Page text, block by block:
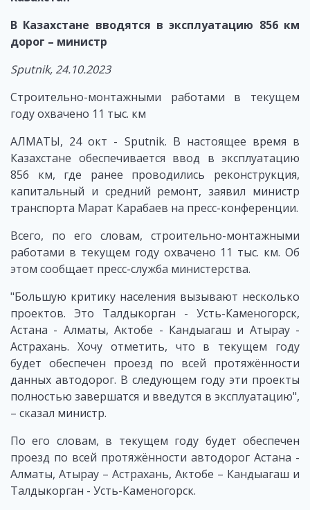
В Казахстане вводятся в эксплуатацию 856 км
дорог – министр
Sputnik, 24.10.2023
Строительно-монтажными работами в текущем
году охвачено 11 тыс. км
АЛМАТЫ, 24 окт - Sputnik. В настоящее время в
Казахстане обеспечивается ввод в эксплуатацию
856 км, где ранее проводились реконструкция,
капитальный и средний ремонт, заявил министр
транспорта Марат Карабаев на пресс-конференции.
Всего, по его словам, строительно-монтажными
работами в текущем году охвачено 11 тыс. км. Об
этом сообщает пресс-служба министерства.
"Большую критику населения вызывают несколько
проектов. Это Талдыкорган - Усть-Каменогорск,
Астана - Алматы, Актобе - Кандыагаш и Атырау -
Астрахань. Хочу отметить, что в текущем году
будет обеспечен проезд по всей протяжённости
данных автодорог. В следующем году эти проекты
полностью завершатся и введутся в эксплуатацию",
– сказал министр.
По его словам, в текущем году будет обеспечен
проезд по всей протяжённости автодорог Астана -
Алматы, Атырау – Астрахань, Актобе – Кандыагаш и
Талдыкорган - Усть-Каменогорск.